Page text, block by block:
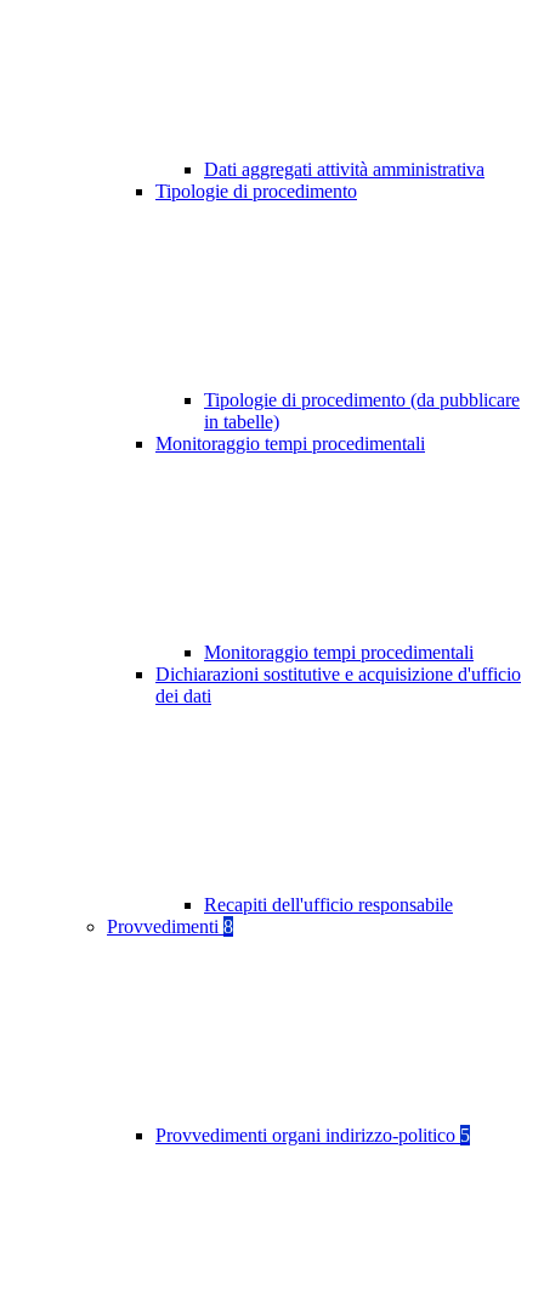
Dati aggregati attività amministrativa
Tipologie di procedimento
Tipologie di procedimento (da pubblicare
in tabelle)
Monitoraggio tempi procedimentali
Monitoraggio tempi procedimentali
Dichiarazioni sostitutive e acquisizione d'ufficio
dei dati
Recapiti dell'ufficio responsabile
Provvedimenti 8
Provvedimenti organi indirizzo-politico 5